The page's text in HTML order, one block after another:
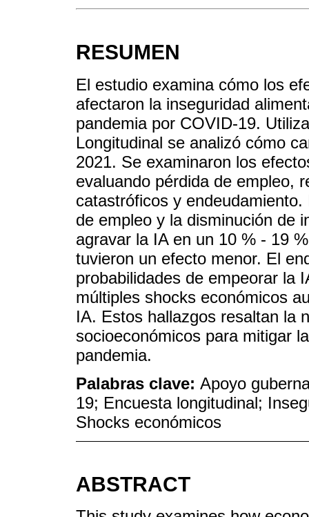
RESUMEN
El estudio examina cómo los
afectaron la inseguridad
pandemia por COVID-19.
Longitudinal se analizó cómo
2021. Se examinaron los
evaluando pérdida de empleo,
catastróficos y
de empleo y la disminución de
agravar la IA en un 10 % - 19
tuvieron un efecto menor. El
probabilidades de empeorar la
múltiples shocks económicos
IA. Estos hallazgos resaltan la
socioeconómicos para mitigar
pandemia.
Palabras clave: Apoyo
19; Encuesta longitudinal;
Shocks económicos
ABSTRACT